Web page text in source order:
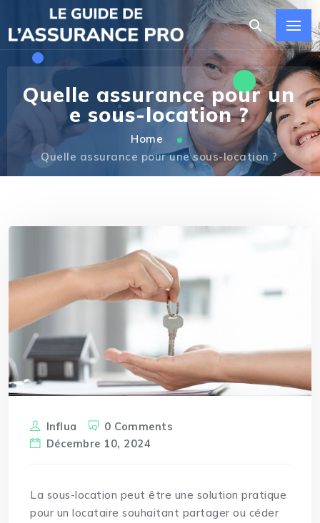
Quelle assurance pour un
e sous-location ?
Home
Quelle assurance pour une sous-location ?
Influa
0 Comments
Décembre 10, 2024
La sous-location peut être une solution pratique
pour un locataire souhaitant partager ou céder